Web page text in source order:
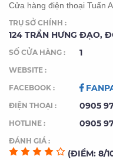
Cửa hàng điện thoại Tuấn
TRỤ SỞ CHÍNH :
124 TRẦN HƯNG ĐẠO,
SỐ CỬA HÀNG : 1
WEBSITE :
FACEBOOK :
ĐIỆN THOẠI : 0905
HOTLINE : 0905
ĐÁNH GIÁ :
(ĐIỂM: 8/